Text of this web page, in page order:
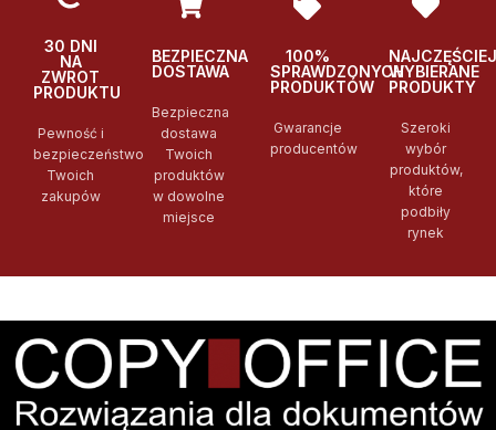
30 DNI
NA
ZWROT
PRODUKTU
Pewność i
bezpieczeństwo
Twoich
zakupów
BEZPIECZNA
DOSTAWA
Bezpieczna
dostawa
Twoich
produktów
w dowolne
miejsce
100%
SPRAWDZONYCH
PRODUKTÓW
Gwarancje
producentów
NAJCZĘŚCIEJ
WYBIERANE
PRODUKTY
Szeroki
wybór
produktów,
które
podbiły
rynek